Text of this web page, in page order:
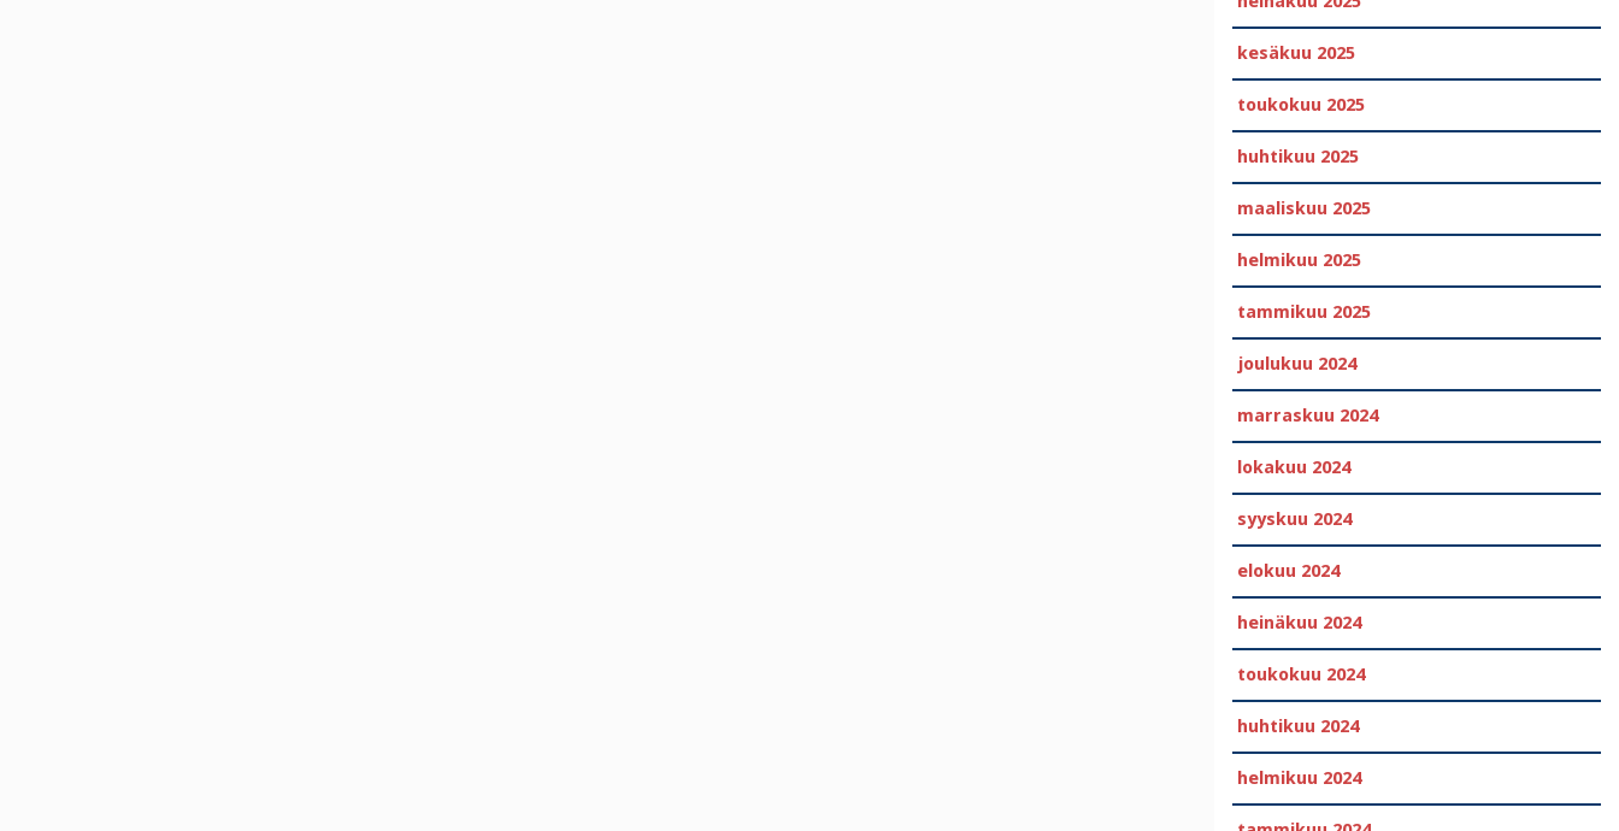
kesäkuu 2025
toukokuu 2025
huhtikuu 2025
maaliskuu 2025
helmikuu 2025
tammikuu 2025
joulukuu 2024
marraskuu 2024
lokakuu 2024
syyskuu 2024
elokuu 2024
heinäkuu 2024
toukokuu 2024
huhtikuu 2024
helmikuu 2024